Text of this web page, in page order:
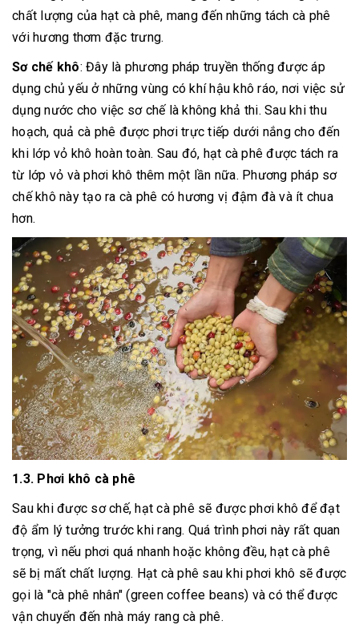
chất lượng của hạt cà phê, mang đến những tách cà phê
với hương thơm đặc trưng.
Sơ chế khô: Đây là phương pháp truyền thống được áp
dụng chủ yếu ở những vùng có khí hậu khô ráo, nơi việc sử
dụng nước cho việc sơ chế là không khả thi. Sau khi thu
hoạch, quả cà phê được phơi trực tiếp dưới nắng cho đến
khi lớp vỏ khô hoàn toàn. Sau đó, hạt cà phê được tách ra
từ lớp vỏ và phơi khô thêm một lần nữa. Phương pháp sơ
chế khô này tạo ra cà phê có hương vị đậm đà và ít chua
hơn.
1.3. Phơi khô cà phê
Sau khi được sơ chế, hạt cà phê sẽ được phơi khô để đạt
độ ẩm lý tưởng trước khi rang. Quá trình phơi này rất quan
trọng, vì nếu phơi quá nhanh hoặc không đều, hạt cà phê
sẽ bị mất chất lượng. Hạt cà phê sau khi phơi khô sẽ được
gọi là "cà phê nhân" (green coffee beans) và có thể được
vận chuyển đến nhà máy rang cà phê.